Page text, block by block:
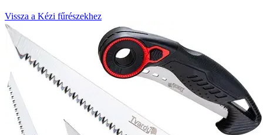
Vissza a Kézi fűrészekhez